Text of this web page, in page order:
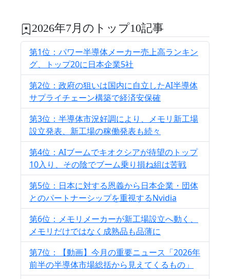
2026年7月のトップ10記事
第1位：パワー半導体メーカー売上高ランキン
グ、トップ20に日本企業5社
第2位：政府の狙いは国内に自立したAI半導体
サプライチェーン構築で経済安保確
第3位：半導体市況好調により、メモリ新工場
設立発表、新工場の稼働発表も続々
第4位：AIブームでキオクシアが待望のトップ
10入り、その陰でブーム乗り損ね組は苦戦
第5位：日本に対する恩義から日本企業・団体
とのパートナーシップを重視するNvidia
第6位：メモリメーカーが新工場設立へ動く、
メモリだけではなく成熟品も品薄に
第7位：【動画】今月の重要ニュース「2026年
前半の半導体市場総括から見えてくるもの」